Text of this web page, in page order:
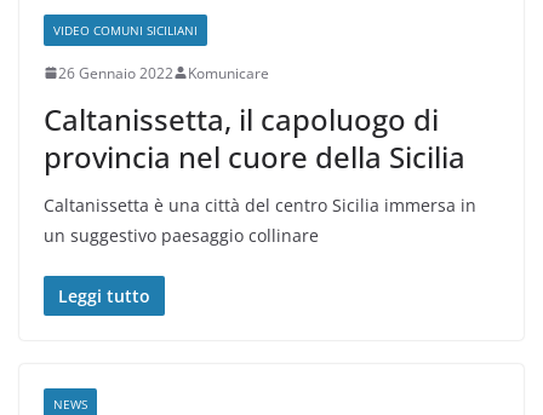
VIDEO COMUNI SICILIANI
26 Gennaio 2022 Komunicare
Caltanissetta, il capoluogo di
provincia nel cuore della Sicilia
Caltanissetta è una città del centro Sicilia immersa in
un suggestivo paesaggio collinare
Leggi tutto
NEWS